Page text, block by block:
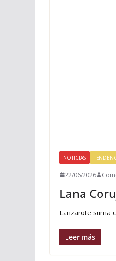
NOTICIAS
22/06/2026
Lana
Lanzarote suma
Leer más